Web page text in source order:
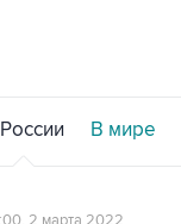
В мире